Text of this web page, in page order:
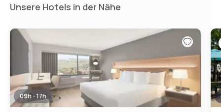
Unsere Hotels in der Nähe
09h - 17h